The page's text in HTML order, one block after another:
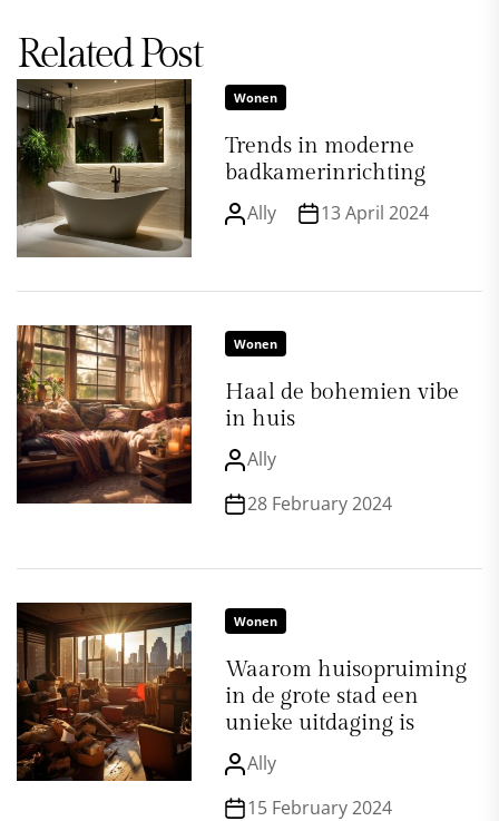
Related Post
Wonen
Trends in moderne
badkamerinrichting
Ally 13 April 2024
Wonen
Haal de bohemien vibe
in huis
Ally
28 February 2024
Wonen
Waarom huisopruiming
in de grote stad een
unieke uitdaging is
Ally
15 February 2024